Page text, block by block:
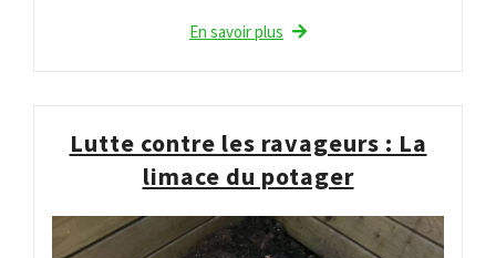
En savoir plus
Lutte contre les ravageurs : La
limace du potager